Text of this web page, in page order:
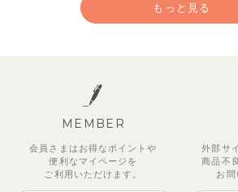
もっと見る
MEMBER
会員さまはお得なポイントや
便利な マイページを
ご利用いただけます。
外部サ
商品不
お問